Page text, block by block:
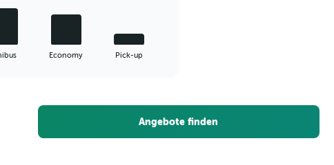
Economy Pick-up
Angebote finden